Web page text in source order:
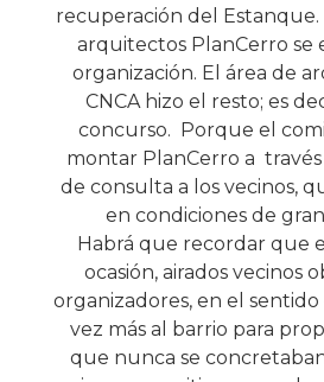
recuperación del Estanque.
arquitectos PlanCerro se
organización. El área de
CNCA hizo el resto; es
concurso. Porque el
montar PlanCerro a
de consulta a los vecinos,
en condiciones de
Habrá que recordar que
ocasión, airados vecinos
organizadores, en el
vez más al barrio para
que nunca se